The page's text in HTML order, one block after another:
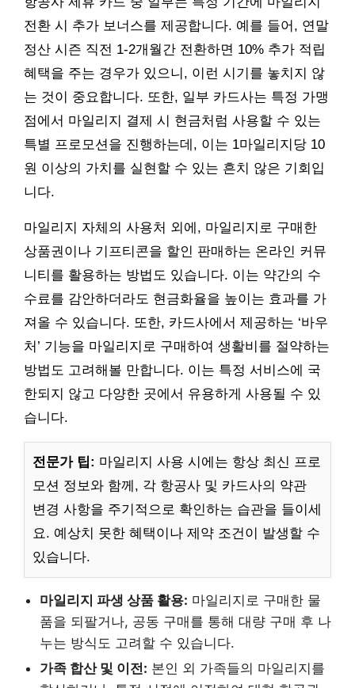
전환 시 추가 보너스를 제공합니다. 예를 들어, 연말
정산 시즌 직전 1-2개월간 전환하면 10% 추가 적립
혜택을 주는 경우가 있으니, 이런 시기를 놓치지 않
는 것이 중요합니다. 또한, 일부 카드사는 특정 가맹
점에서 마일리지 결제 시 현금처럼 사용할 수 있는
특별 프로모션을 진행하는데, 이는 1마일리지당 10
원 이상의 가치를 실현할 수 있는 흔치 않은 기회입
니다.
마일리지 자체의 사용처 외에, 마일리지로 구매한
상품권이나 기프티콘을 할인 판매하는 온라인 커뮤
니티를 활용하는 방법도 있습니다. 이는 약간의 수
수료를 감안하더라도 현금화율을 높이는 효과를 가
져올 수 있습니다. 또한, 카드사에서 제공하는 ‘바우
처’ 기능을 마일리지로 구매하여 생활비를 절약하는
방법도 고려해볼 만합니다. 이는 특정 서비스에 국
한되지 않고 다양한 곳에서 유용하게 사용될 수 있
습니다.
전문가 팁: 마일리지 사용 시에는 항상 최신 프로
모션 정보와 함께, 각 항공사 및 카드사의 약관
변경 사항을 주기적으로 확인하는 습관을 들이세
요. 예상치 못한 혜택이나 제약 조건이 발생할 수
있습니다.
마일리지 파생 상품 활용: 마일리지로 구매한 물
품을 되팔거나, 공동 구매를 통해 대량 구매 후 나
누는 방식도 고려할 수 있습니다.
가족 합산 및 이전: 본인 외 가족들의 마일리지를